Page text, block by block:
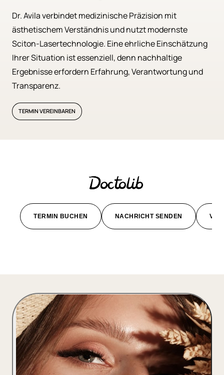
Dr. Avila verbindet medizinische Präzision mit
ästhetischem Verständnis und nutzt modernste
Sciton-Lasertechnologie. Eine ehrliche Einschätzung
Ihrer Situation ist essenziell, denn nachhaltige
Ergebnisse erfordern Erfahrung, Verantwortung und
Transparenz.
TERMIN VEREINBAREN
TERMIN BUCHEN NACHRICHT SENDEN
Slide 2 of 5